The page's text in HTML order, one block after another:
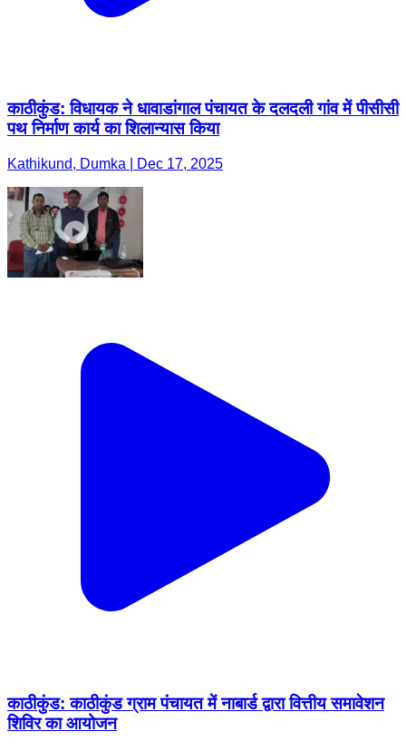
काठीकुंड: विधायक ने धावाडांगाल पंचायत के दलदली गांव में पीसीसी
पथ निर्माण कार्य का शिलान्यास किया
Kathikund, Dumka | Dec 17, 2025
काठीकुंड: काठीकुंड ग्राम पंचायत में नाबार्ड द्वारा वित्तीय समावेशन
शिविर का आयोजन